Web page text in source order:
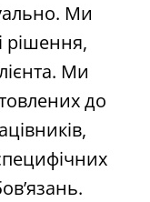
Ми
рішення,
Ми
до